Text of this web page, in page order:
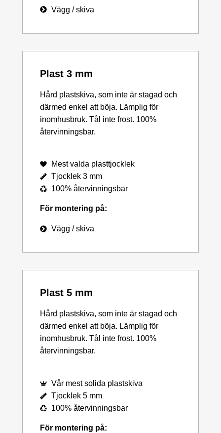
Vägg / skiva
Plast 3 mm
Hård plastskiva, som inte är stagad och
därmed enkel att böja. Lämplig för
inomhusbruk. Tål inte frost. 100%
återvinningsbar.
Mest valda plasttjocklek
Tjocklek 3 mm
100% återvinningsbar
För montering på:
Vägg / skiva
Plast 5 mm
Hård plastskiva, som inte är stagad och
därmed enkel att böja. Lämplig för
inomhusbruk. Tål inte frost. 100%
återvinningsbar.
Vår mest solida plastskiva
Tjocklek 5 mm
100% återvinningsbar
För montering på: